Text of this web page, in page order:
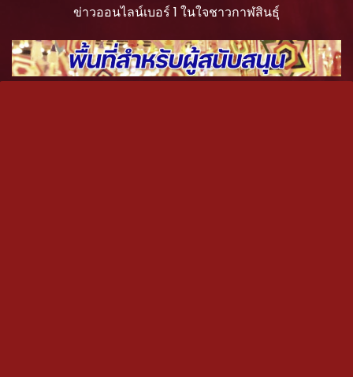
ข่าวออนไลน์เบอร์ 1 ในใจชาวกาฬสินธุ์